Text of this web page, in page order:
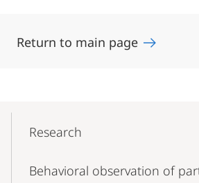
Return to main page
NavigationResearch
Behavioral observation of